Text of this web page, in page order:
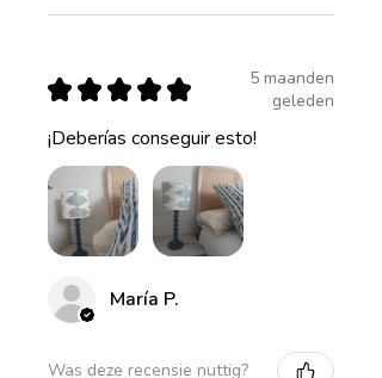
★ ★ ★ ★ ★
5 maanden
geleden
¡Deberías conseguir esto!
María P.
Was deze recensie nuttig?